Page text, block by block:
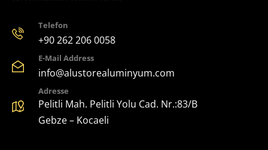
Telefon
+90 262 206 0058
E-Mail Address
info@alustorealuminyum.com
Adresse
Pelitli Mah. Pelitli Yolu Cad. Nr.:83/B
Gebze – Kocaeli